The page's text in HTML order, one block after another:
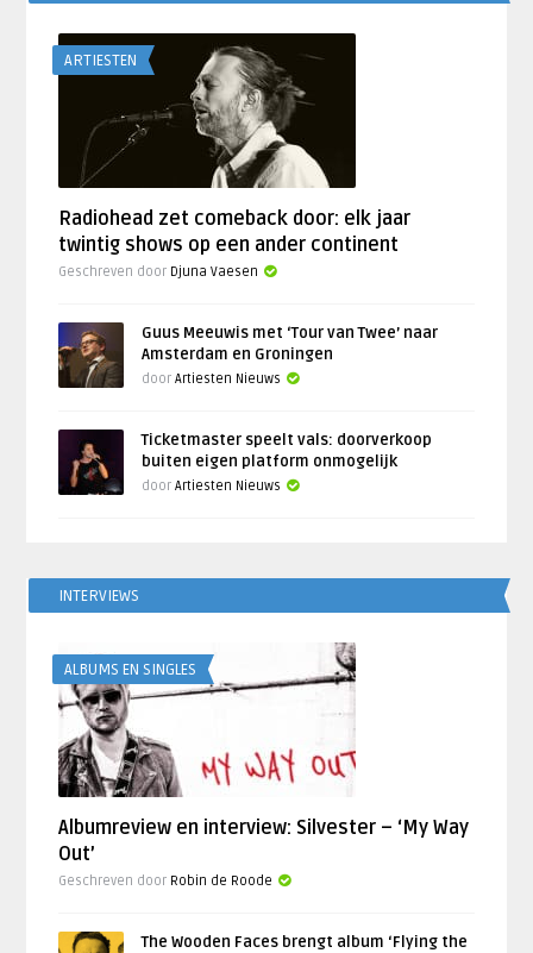
ARTIESTEN
Radiohead zet comeback door: elk jaar
twintig shows op een ander continent
Geschreven door Djuna Vaesen
Guus Meeuwis met ‘Tour van Twee’ naar
Amsterdam en Groningen
doorArtiesten Nieuws
Ticketmaster speelt vals: doorverkoop
buiten eigen platform onmogelijk
doorArtiesten Nieuws
INTERVIEWS
ALBUMS EN SINGLES
Albumreview en interview: Silvester – ‘My Way
Out’
Geschreven door Robin de Roode
The Wooden Faces brengt album ‘Flying the